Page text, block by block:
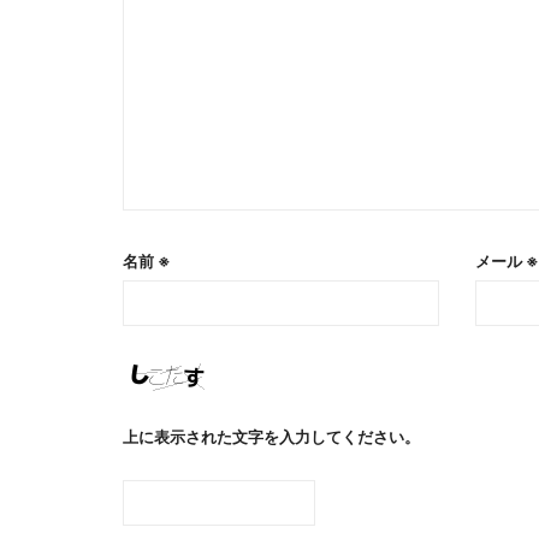
名前 ※ メール※
上に表示された文字を入力してください。